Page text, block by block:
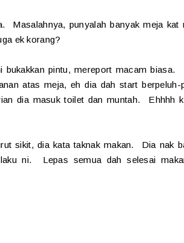
Masalahnya, punyalah banyak meja kat
ek korang?
bukakkan pintu, mereport macam biasa.
atas meja, eh dia dah start berpeluh-
dia masuk toilet dan muntah. Ehhhh
sikit, dia kata taknak makan. Dia nak
ni. Lepas semua dah selesai